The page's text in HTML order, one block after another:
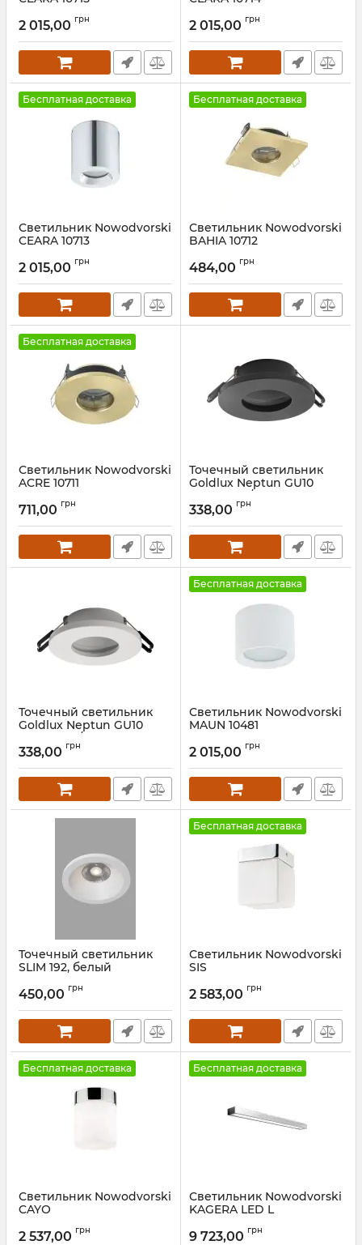
2 015,00 грн 2 015,00 грн
Бесплатная доставка
Светильник Nowodvorski
CEARA 10713
2 015,00 грн
Бесплатная доставка
Светильник Nowodvorski
BAHIA 10712
484,00 грн
Бесплатная доставка
Светильник Nowodvorski
ACRE 10711
711,00 грн
Точечный светильник
Goldlux Neptun GU10
1x8W IP44/20 BK
Артикул: 322159
338,00 грн
Точечный светильник
Goldlux Neptun GU10
1x8W IP44/20 WH
Артикул: 322142
338,00 грн
Бесплатная доставка
Светильник Nowodvorski
MAUN 10481
2 015,00 грн
Точечный светильник
SLIM 192, белый
450,00 грн
Бесплатная доставка
Светильник Nowodvorski
SIS
2 583,00 грн
Бесплатная доставка
Светильник Nowodvorski
CAYO
2 537,00 грн
Бесплатная доставка
Светильник Nowodvorski
KAGERA LED L
9 723,00 грн